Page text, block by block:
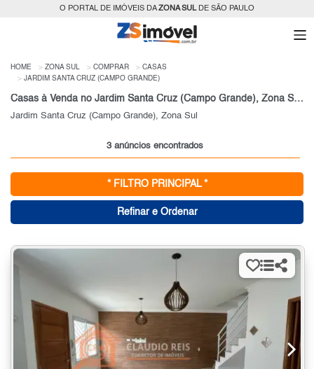
O PORTAL DE IMÓVEIS DAZONA SULDE SÃO PAULO
HOME ZONA SUL COMPRAR
CASAS
JARDIM SANTA CRUZ (CAMPO GRANDE)
Casas à Venda no Jardim Santa Cruz (Campo Grande), Zona Sul, São Paulo, SP
Jardim Santa Cruz (Campo Grande), Zona Sul
3 anúncios encontrados
* FILTRO PRINCIPAL *
Refinar e Ordenar